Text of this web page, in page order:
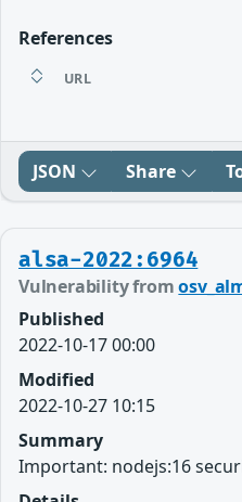
References
URL
JSON Share
alsa-2022:6964
Vulnerability from
Published
2022-10-17 00:00
Modified
2022-10-27 10:15
Summary
Important: nodejs:16